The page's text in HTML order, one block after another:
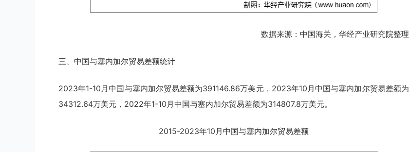
数据来源：中国海关，华经产业研究院整理
三、中国与塞内加尔贸易差额统计
2023年1-10月中国与塞内加尔贸易差额为391146.86万美元，2023年10月中国与塞内加尔贸易差额为
34312.64万美元，2022年1-10月中国与塞内加尔贸易差额为314807.8万美元。
2015-2023年10月中国与塞内加尔贸易差额